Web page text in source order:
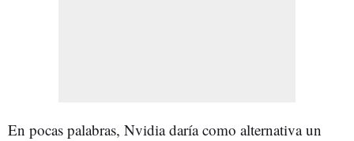
En pocas palabras, Nvidia daría como alternativa un